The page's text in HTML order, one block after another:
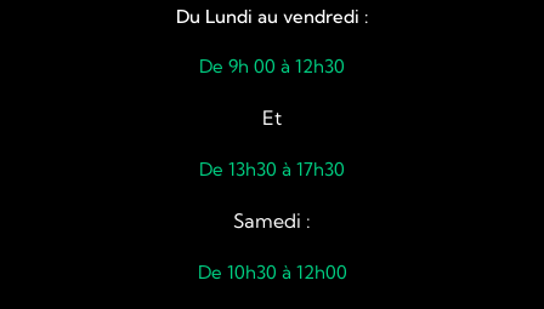
Du Lundi au vendredi :
De 9h 00 à 12h30
Et
De 13h30 à 17h30
Samedi :
De 10h30 à 12h00